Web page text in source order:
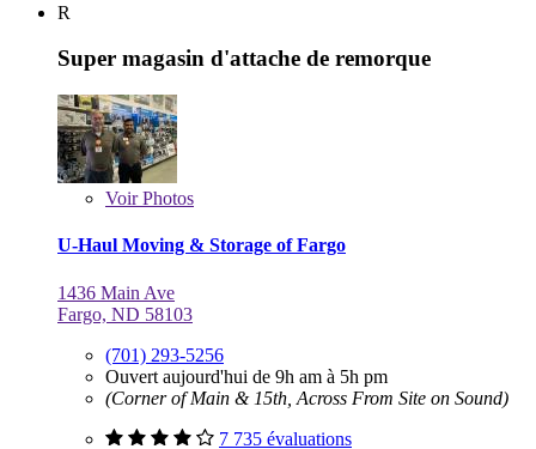
R
Super magasin d'attache de remorque
VoirPhotos
U-Haul Moving & Storage of Fargo
1436 Main Ave
Fargo, ND 58103
(701) 293-5256
Ouvert aujourd'hui de 9h am à 5h pm
(Corner of Main & 15th, Across From Site on Sound)
7 735 évaluations